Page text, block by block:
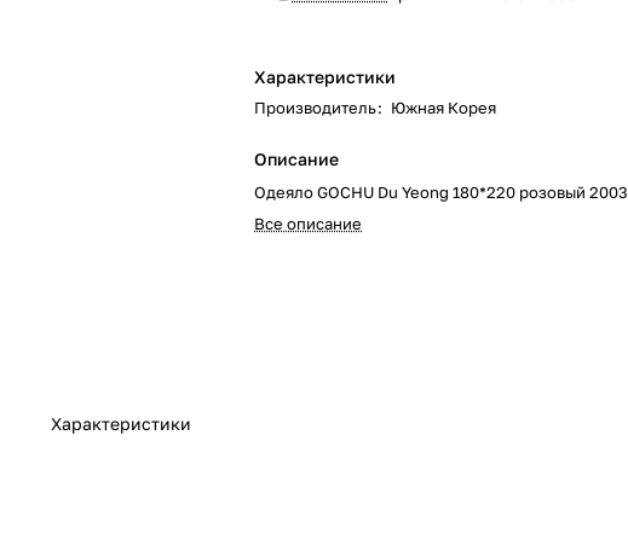
Характеристики
Производитель: Южная Корея
Описание
Одеяло GOCHU Du Yeong 180*220 розовый 2003
Все описание
Характеристики